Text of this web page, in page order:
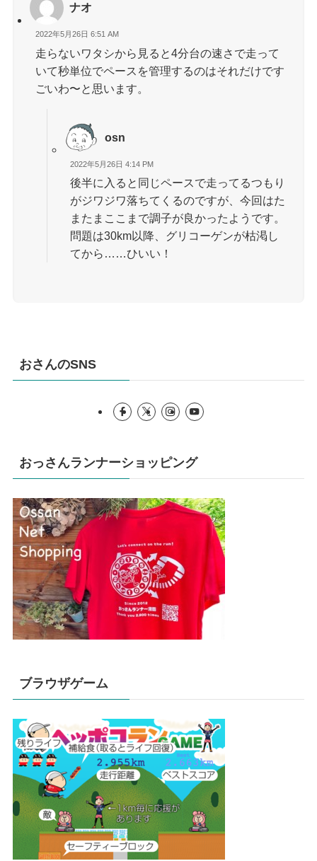
ナオ
2022年5月26日 6:51 AM
走らないワタシから見ると4分台の速さで走って
いて秒単位でペースを管理するのはそれだけです
ごいわ〜と思います。
osn
2022年5月26日 4:14 PM
後半に入ると同じペースで走ってるつもり
がジワジワ落ちてくるのですが、今回はた
またまここまで調子が良かったようです。
問題は30km以降、グリコーゲンが枯渇し
てから……ひいい！
おさんのSNS
おっさんランナーショッピング
ブラウザゲーム